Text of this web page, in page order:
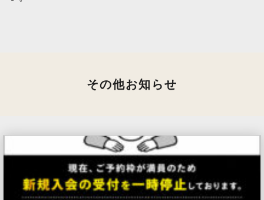
その他お知らせ